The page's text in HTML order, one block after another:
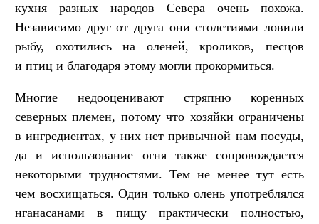
кухня разных народов Севера очень похожа.
Независимо друг от друга они столетиями ловили
рыбу, охотились на оленей, кроликов, песцов
и птиц и благодаря этому могли прокормиться.
Многие недооценивают стряпню коренных
северных племен, потому что хозяйки ограничены
в ингредиентах, у них нет привычной нам посуды,
да и использование огня также сопровождается
некоторыми трудностями. Тем не менее тут есть
чем восхищаться. Один только олень употреблялся
нганасанами в пищу практически полностью,